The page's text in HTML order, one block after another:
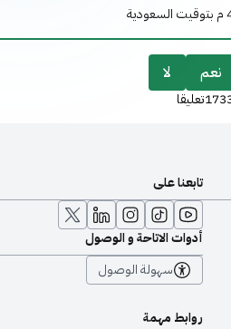
نعم لا
روابط مهمة
تابعنا على
أدوات الاتاحة و الوصول
سهولة الوصول